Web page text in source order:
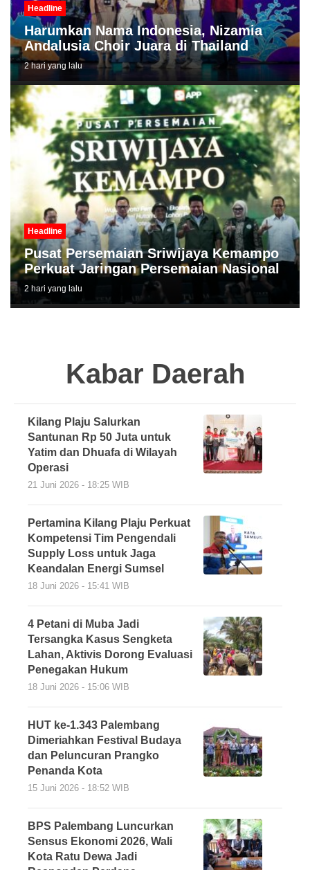
Headline
Harumkan Nama Indonesia, Nizamia
Andalusia Choir Juara di Thailand
2 hari yang lalu
Headline
Pusat Persemaian Sriwijaya Kemampo
Perkuat Jaringan Persemaian Nasional
2 hari yang lalu
Kabar Daerah
Kilang Plaju Salurkan
Santunan Rp 50 Juta untuk
Yatim dan Dhuafa di Wilayah
Operasi
21 Juni 2026 - 18:25 WIB
Pertamina Kilang Plaju Perkuat
Kompetensi Tim Pengendali
Supply Loss untuk Jaga
Keandalan Energi Sumsel
18 Juni 2026 - 15:41 WIB
4 Petani di Muba Jadi
Tersangka Kasus Sengketa
Lahan, Aktivis Dorong Evaluasi
Penegakan Hukum
18 Juni 2026 - 15:06 WIB
HUT ke-1.343 Palembang
Dimeriahkan Festival Budaya
dan Peluncuran Prangko
Penanda Kota
15 Juni 2026 - 18:52 WIB
BPS Palembang Luncurkan
Sensus Ekonomi 2026, Wali
Kota Ratu Dewa Jadi